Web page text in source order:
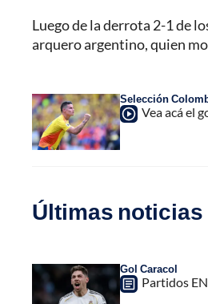
Luego de la derrota 2-1 de
arquero argentino, quien
Selección
Vea acá el
Últimas noticias
Gol Caracol
Partidos